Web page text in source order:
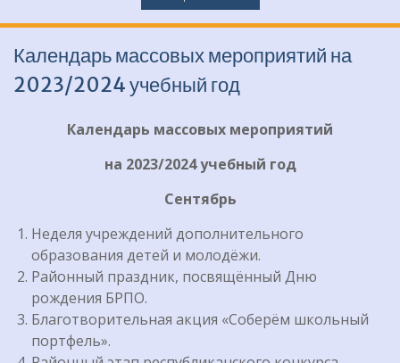
Календарь массовых мероприятий на
2023/2024 учебный год
Календарь массовых мероприятий
на 2023/2024 учебный год
Сентябрь
Неделя учреждений дополнительного
образования детей и молодёжи.
Районный праздник, посвящённый Дню
рождения БРПО.
Благотворительная акция «Соберём школьный
портфель».